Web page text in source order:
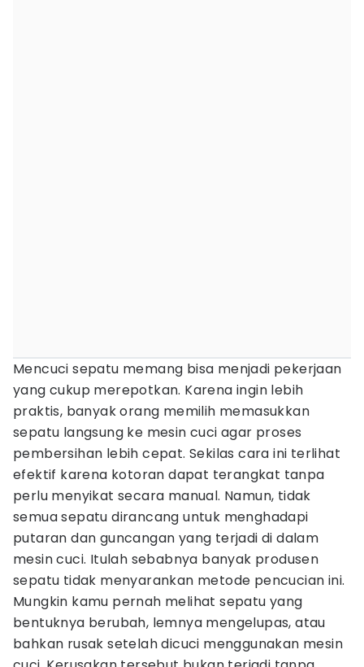
Mencuci sepatu memang bisa menjadi pekerjaan
yang cukup merepotkan. Karena ingin lebih
praktis, banyak orang memilih memasukkan
sepatu langsung ke mesin cuci agar proses
pembersihan lebih cepat. Sekilas cara ini terlihat
efektif karena kotoran dapat terangkat tanpa
perlu menyikat secara manual. Namun, tidak
semua sepatu dirancang untuk menghadapi
putaran dan guncangan yang terjadi di dalam
mesin cuci. Itulah sebabnya banyak produsen
sepatu tidak menyarankan metode pencucian ini.
Mungkin kamu pernah melihat sepatu yang
bentuknya berubah, lemnya mengelupas, atau
bahkan rusak setelah dicuci menggunakan mesin